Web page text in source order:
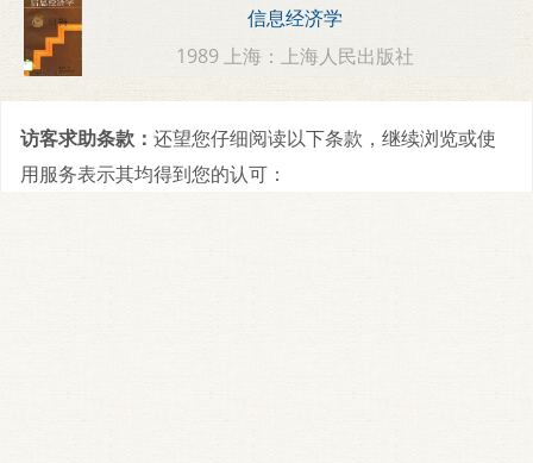
信息经济学
1989 上海：上海人民出版社
访客求助条款： 还望您仔细阅读以下条款，继续浏览或使
用服务表示其均得到您的认可：